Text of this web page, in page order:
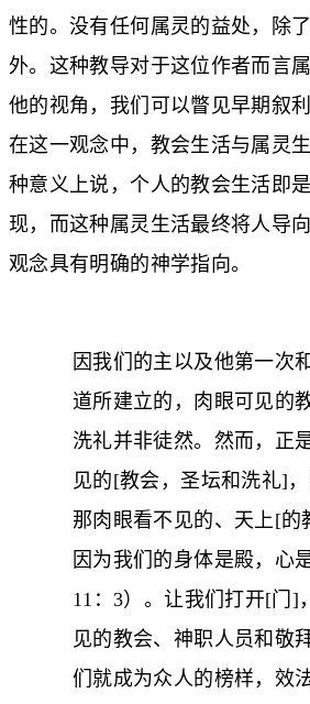
性的。没有任何属灵的益处，除
外。这种教导对于这位作者而言
他的视角，我们可以瞥见早期叙
在这一观念中，教会生活与属灵
种意义上说，个人的教会生活即
现，而这种属灵生活最终将人导
观念具有明确的神学指向。
因我们的主以及他第一次
道所建立的，肉眼可见的
洗礼并非徒然。然而，正
见的[教会，圣坛和洗礼]
那肉眼看不见的、天上[的
因为我们的身体是殿，心
11：3）。让我们打开[门]
见的教会、神职人员和敬
们就成为众人的榜样，效